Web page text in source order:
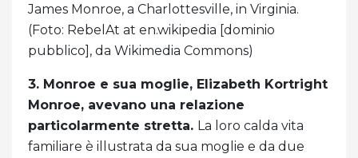
James Monroe, a Charlottesville, in Virginia.
(Foto: RebelAt at en.wikipedia [dominio
pubblico], da Wikimedia Commons)
3. Monroe e sua moglie, Elizabeth Kortright
Monroe, avevano una relazione
particolarmente stretta. La loro calda vita
familiare è illustrata da sua moglie e da due